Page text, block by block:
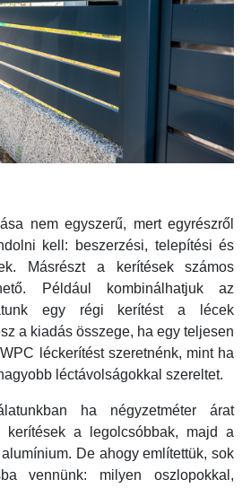
nem egyszerű, mert egyrészről
kell: beszerzési, telepítési és
Másrészt a kerítések számos
Például kombinálhatjuk az
egy régi kerítést a lécek
a kiadás összege, ha egy teljesen
léckerítést szeretnénk, mint ha
léctávolságokkal szereltet.
ha négyzetméter árat
a legolcsóbbak, majd a
De ahogy említettük, sok
vennünk: milyen oszlopokkal,